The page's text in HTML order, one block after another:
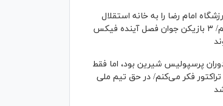
امام رضا را به خانه استقلال
تبدیل می‌کنیم/ ۳ بازیکن جوان فصل آینده فیکس
پرسپولیس شیرین بود، اما فقط
تراکتور فکر می‌کنم/ در حق تیم ملی